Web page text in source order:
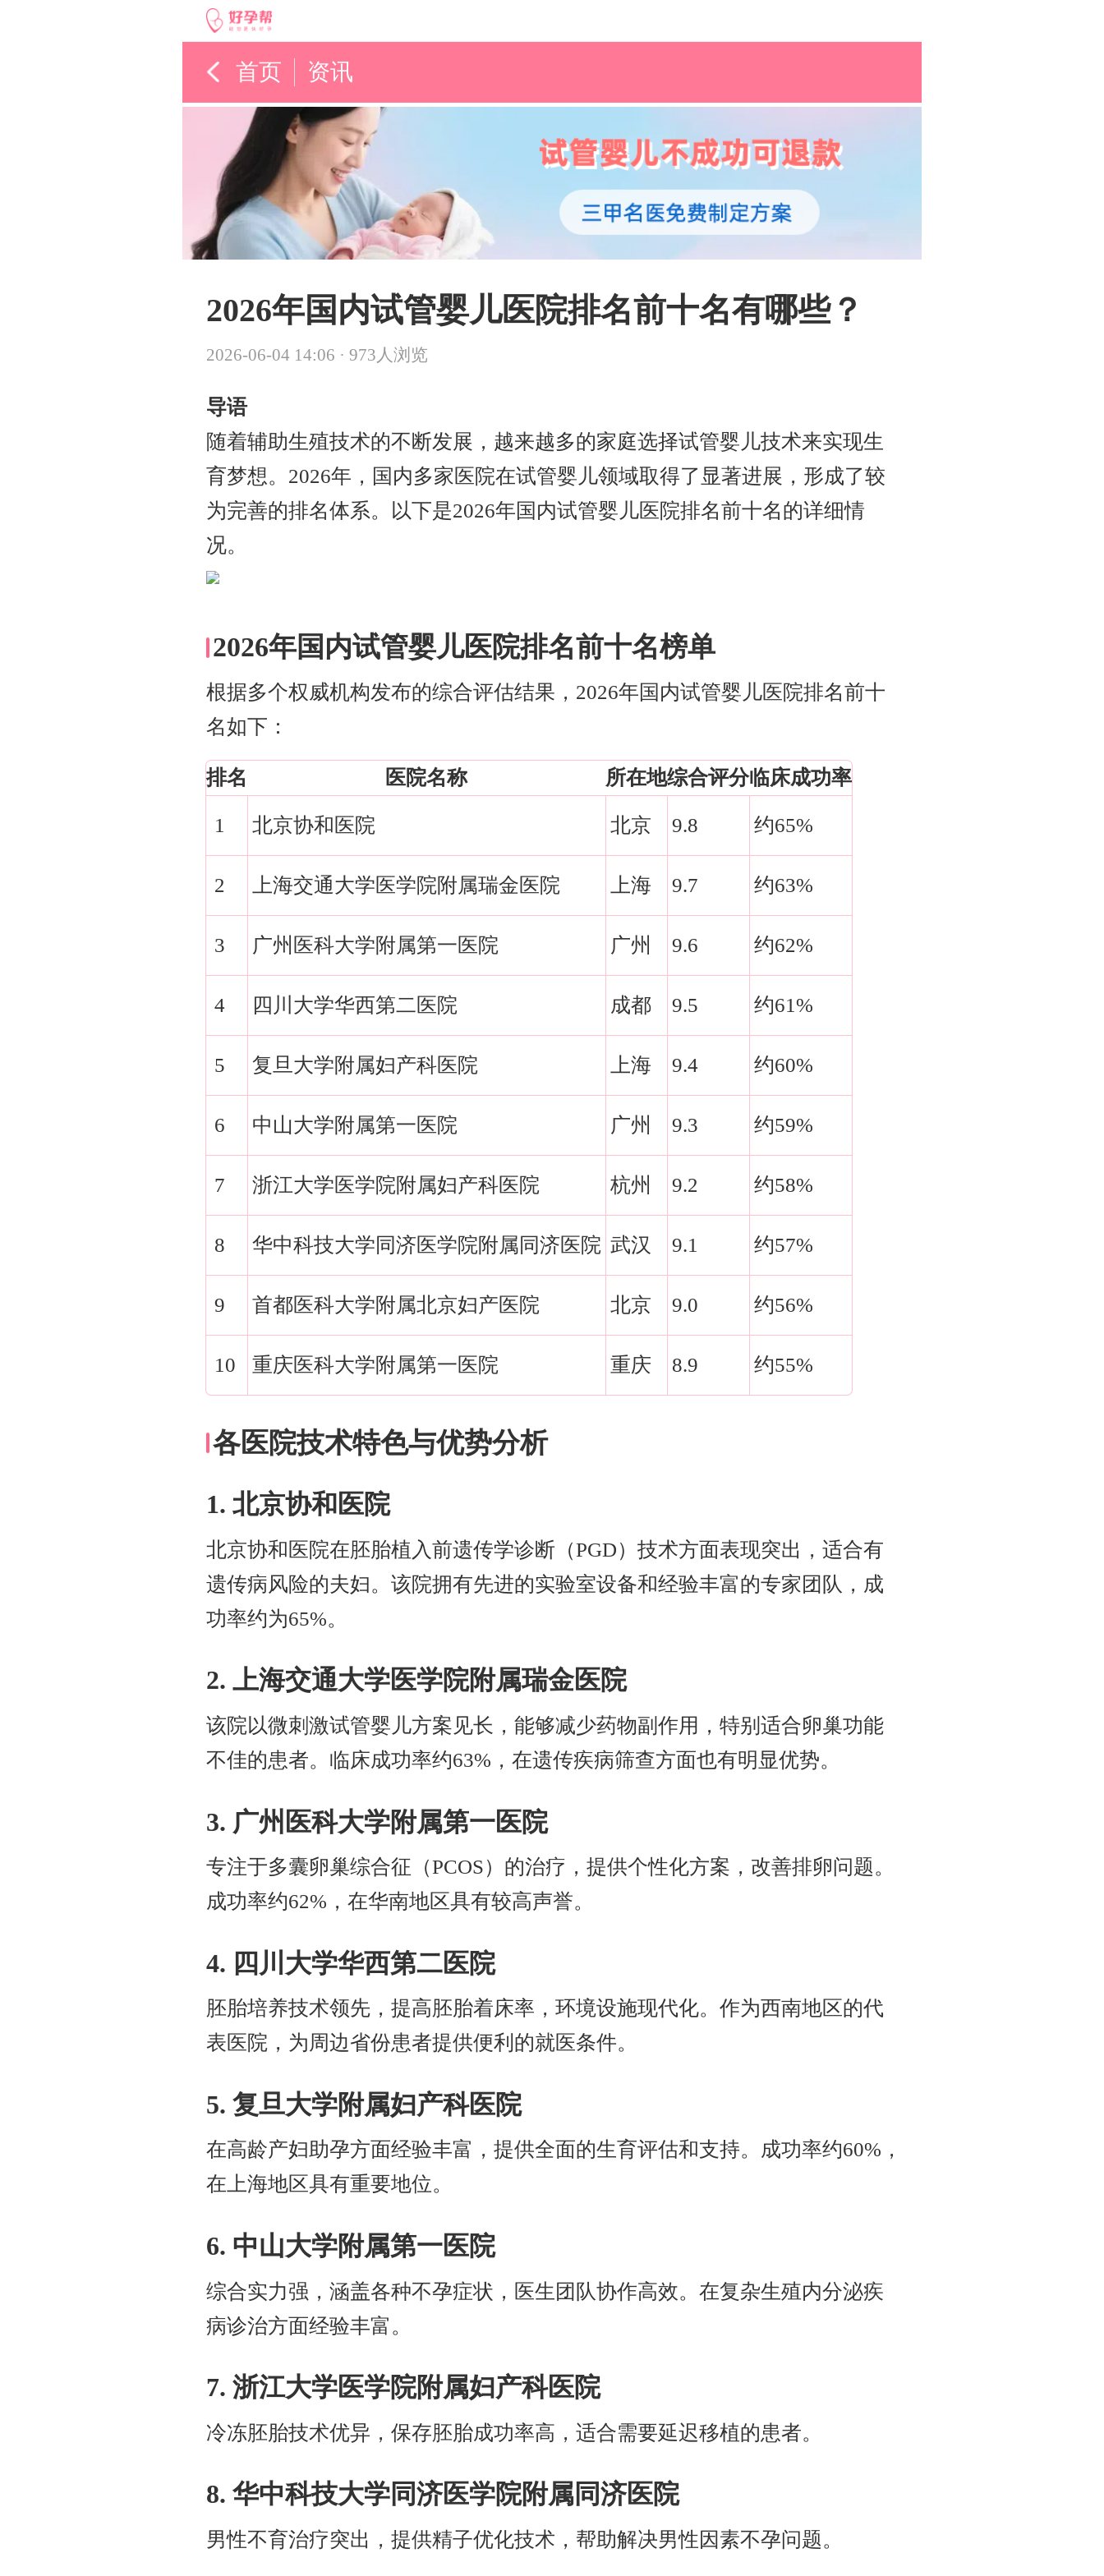
首页 资讯
综合资讯
孕育知识
2026年国内试管婴儿医院排名前十名有哪些？
2026-06-04 14:06 ·973人浏览
导语
随着辅助生殖技术的不断发展，越来越多的家庭选择试管婴儿技术来实现生
育梦想。2026年，国内多家医院在试管婴儿领域取得了显著进展，形成了较
为完善的排名体系。以下是2026年国内试管婴儿医院排名前十名的详细情
况。
2026年国内试管婴儿医院排名前十名榜单
根据多个权威机构发布的综合评估结果，2026年国内试管婴儿医院排名前十
名如下：
排名 医院名称 所在地综合评分临床成功率
1 北京协和医院 北京 9.8 约65%
2 上海交通大学医学院附属瑞金医院 上海 9.7 约63%
3 广州医科大学附属第一医院 广州 9.6 约62%
4 四川大学华西第二医院 成都 9.5 约61%
5 复旦大学附属妇产科医院 上海 9.4 约60%
6 中山大学附属第一医院 广州 9.3 约59%
7 浙江大学医学院附属妇产科医院 杭州 9.2 约58%
8 华中科技大学同济医学院附属同济医院 武汉 9.1 约57%
9 首都医科大学附属北京妇产医院 北京 9.0 约56%
10 重庆医科大学附属第一医院 重庆 8.9 约55%
各医院技术特色与优势分析
1. 北京协和医院
北京协和医院在胚胎植入前遗传学诊断（PGD）技术方面表现突出，适合有
遗传病风险的夫妇。该院拥有先进的实验室设备和经验丰富的专家团队，成
功率约为65%。
2. 上海交通大学医学院附属瑞金医院
该院以微刺激试管婴儿方案见长，能够减少药物副作用，特别适合卵巢功能
不佳的患者。临床成功率约63%，在遗传疾病筛查方面也有明显优势。
3. 广州医科大学附属第一医院
专注于多囊卵巢综合征（PCOS）的治疗，提供个性化方案，改善排卵问题。
成功率约62%，在华南地区具有较高声誉。
4. 四川大学华西第二医院
胚胎培养技术领先，提高胚胎着床率，环境设施现代化。作为西南地区的代
表医院，为周边省份患者提供便利的就医条件。
5. 复旦大学附属妇产科医院
在高龄产妇助孕方面经验丰富，提供全面的生育评估和支持。成功率约60%，
在上海地区具有重要地位。
6. 中山大学附属第一医院
综合实力强，涵盖各种不孕症状，医生团队协作高效。在复杂生殖内分泌疾
病诊治方面经验丰富。
7. 浙江大学医学院附属妇产科医院
冷冻胚胎技术优异，保存胚胎成功率高，适合需要延迟移植的患者。
8. 华中科技大学同济医学院附属同济医院
男性不育治疗突出，提供精子优化技术，帮助解决男性因素不孕问题。